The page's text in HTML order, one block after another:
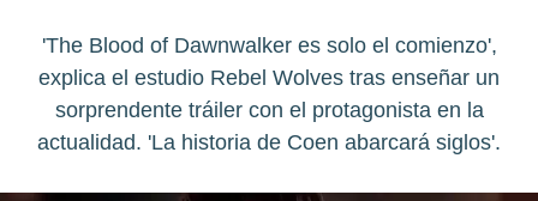
'The Blood of Dawnwalker es solo el comienzo',
explica el estudio Rebel Wolves tras enseñar un
sorprendente tráiler con el protagonista en la
actualidad. 'La historia de Coen abarcará siglos'.